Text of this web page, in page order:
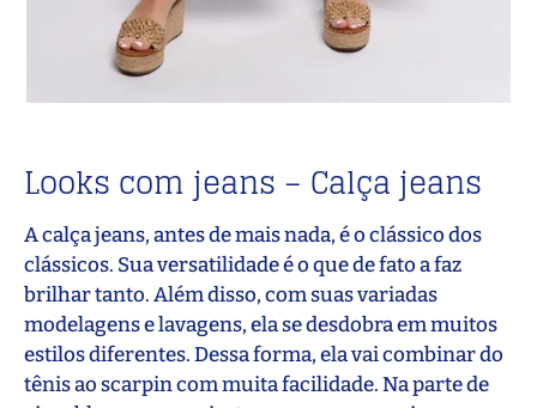
Looks com jeans – Calça jeans
A calça jeans, antes de mais nada, é o clássico dos
clássicos. Sua versatilidade é o que de fato a faz
brilhar tanto. Além disso, com suas variadas
modelagens e lavagens, ela se desdobra em muitos
estilos diferentes. Dessa forma, ela vai combinar do
tênis ao scarpin com muita facilidade. Na parte de